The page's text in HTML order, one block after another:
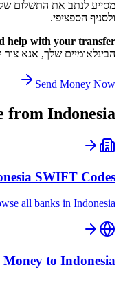
ולסניף הספציפי.
help with your transfer?
הבינלאומיים שלך, אנא
Send Money Now
from Indonesia
SWIFT Codes
all banks in Indonesia
Money to Indonesia